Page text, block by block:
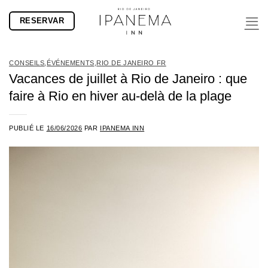
RESERVAR
CONSEILS ÉVÉNEMENTS RIO DE JANEIRO FR
Vacances de juillet à Rio de Janeiro : que
faire à Rio en hiver au-delà de la plage
PUBLIÉ LE 16/06/2026 PAR IPANEMA INN